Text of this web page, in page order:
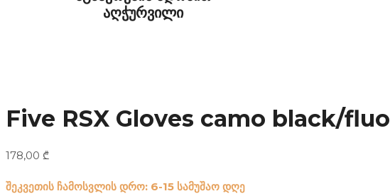
აღჭურვილი
Five RSX Gloves camo black/fluo
178,00 ₾
შეკვეთის ჩამოსვლის დრო: 6-15 სამუშაო დღე